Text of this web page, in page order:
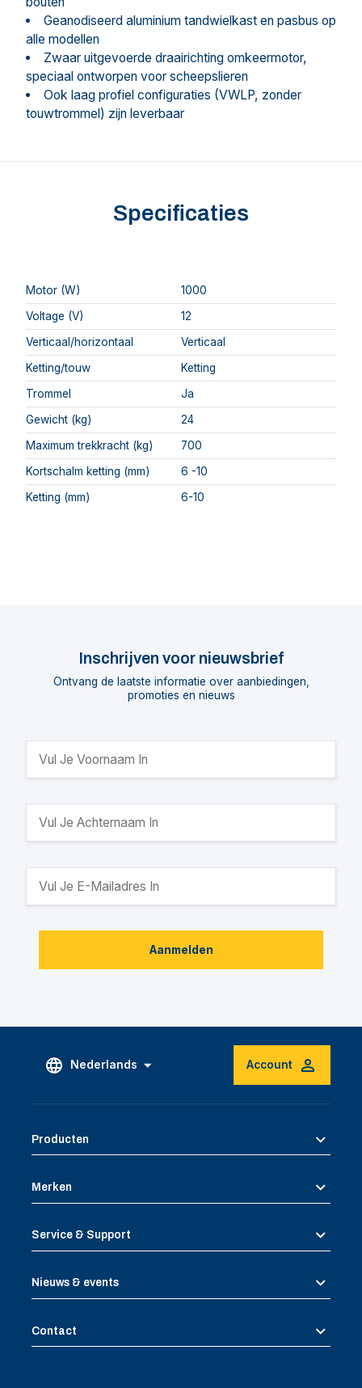
Geanodiseerd aluminium tandwielkast en pasbus op
alle modellen
Zwaar uitgevoerde draairichting omkeermotor,
speciaal ontworpen voor scheepslieren
Ook laag profiel configuraties (VWLP, zonder
touwtrommel) zijn leverbaar
Specificaties
Motor (W)
1000
Voltage (V)
12
Verticaal/horizontaal
Verticaal
Ketting/touw
Ketting
Trommel
Ja
Gewicht (kg)
24
Maximum trekkracht (kg)
700
Kortschalm ketting (mm)
6 -10
Ketting (mm)
6-10
Inschrijven voor nieuwsbrief
Ontvang de laatste informatie over aanbiedingen,
promoties en nieuws
Aanmelden
Nederlands Account
Producten
Merken
Service & Support
Nieuws & events
Contact